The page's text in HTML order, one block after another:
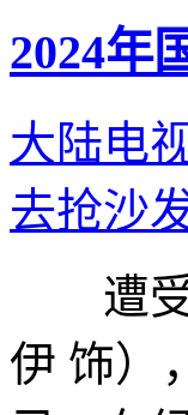
2024年
大陆电
去抢沙
遭受
伊 饰）